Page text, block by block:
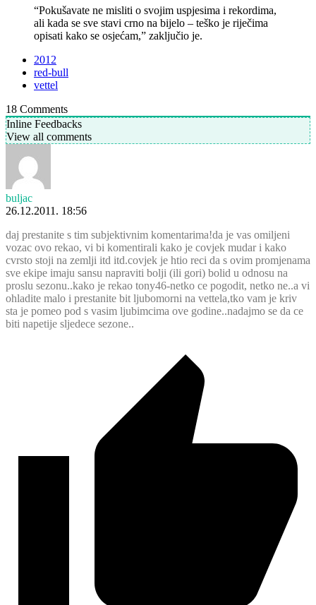
“Pokušavate ne misliti o svojim uspjesima i rekordima,
ali kada se sve stavi crno na bijelo – teško je riječima
opisati kako se osjećam,” zaključio je.
2012
red-bull
vettel
18 Comments
Inline Feedbacks
View all comments
buljac
26.12.2011. 18:56
daj prestanite s tim subjektivnim komentarima!da je vas omiljeni
vozac ovo rekao, vi bi komentirali kako je covjek mudar i kako
cvrsto stoji na zemlji itd itd.covjek je htio reci da s ovim promjenama
sve ekipe imaju sansu napraviti bolji (ili gori) bolid u odnosu na
proslu sezonu..kako je rekao tony46-netko ce pogodit, netko ne..a vi
ohladite malo i prestanite bit ljubomorni na vettela,tko vam je kriv
sta je pomeo pod s vasim ljubimcima ove godine..nadajmo se da ce
biti napetije sljedece sezone..